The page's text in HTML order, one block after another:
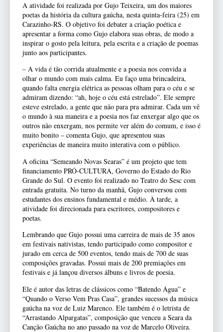
A atividade foi realizada por Gujo Teixeira, um dos maiores
poetas da história da cultura gaúcha, nesta quinta-feira (25) em
Carazinho-RS. O objetivo foi debater a criação poética e
apresentar a forma como Gujo elabora suas obras, de modo a
inspirar o gosto pela leitura, pela escrita e a criação de poemas
junto aos participantes.
– A vida é tão corrida atualmente e a poesia nos convida a
olhar o mundo com mais calma. Eu faço uma brincadeira,
quando falta energia elétrica as pessoas olham para o céu e se
admiram dizendo: “ah, hoje o céu está estrelado”. Ele sempre
esteve estrelado, a gente que não para pra admirar. Cada um vê
o mundo à sua maneira e a poesia nos faz enxergar algo que os
outros não enxergam, nos permite ver além do comum, e isso é
muito bonito – comenta Gujo, que apresentou suas
experiências de maneira muito interativa com o público.
A oficina “Semeando Novas Searas” é um projeto que tem
financiamento PRÓ-CULTURA, Governo do Estado do Rio
Grande do Sul. O evento foi realizado no Teatro do Sesc com
entrada gratuita. No turno da manhã, Gujo conversou com
estudantes dos ensinos fundamental e médio. À tarde, a
atividade foi direcionada para escritores, compositores e
poetas.
Lembrando que Gujo possui uma carreira de mais de 35 anos
em festivais nativistas, tendo participado como compositor e
jurado em cerca de 500 eventos, tendo mais de 700 de suas
composições gravadas. Possui mais de 200 premiações em
festivais e já lançou diversos álbuns e livros de poesia.
Ele é autor das letras de clássicos como “Batendo Água” e
“Quando o Verso Vem Pras Casa”, grandes sucessos da música
gaúcha na voz de Luiz Marenco. Ele também é o letrista de
“Arrastando Alpargatas”, composição que venceu a Seara da
Canção Gaúcha no ano passado na voz de Marcelo Oliveira.